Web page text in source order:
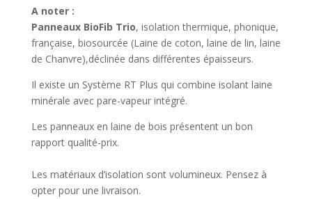
A noter :
Panneaux BioFib Trio, isolation thermique, phonique,
française, biosourcée (Laine de coton, laine de lin, laine
de Chanvre),déclinée dans différentes épaisseurs.
Il existe un Système RT Plus qui combine isolant laine
minérale avec pare-vapeur intégré.
Les panneaux en laine de bois présentent un bon
rapport qualité-prix.
Les matériaux d’isolation sont volumineux. Pensez à
opter pour une livraison.